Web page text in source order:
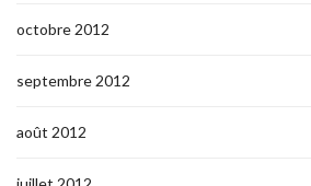
octobre 2012
septembre 2012
août 2012